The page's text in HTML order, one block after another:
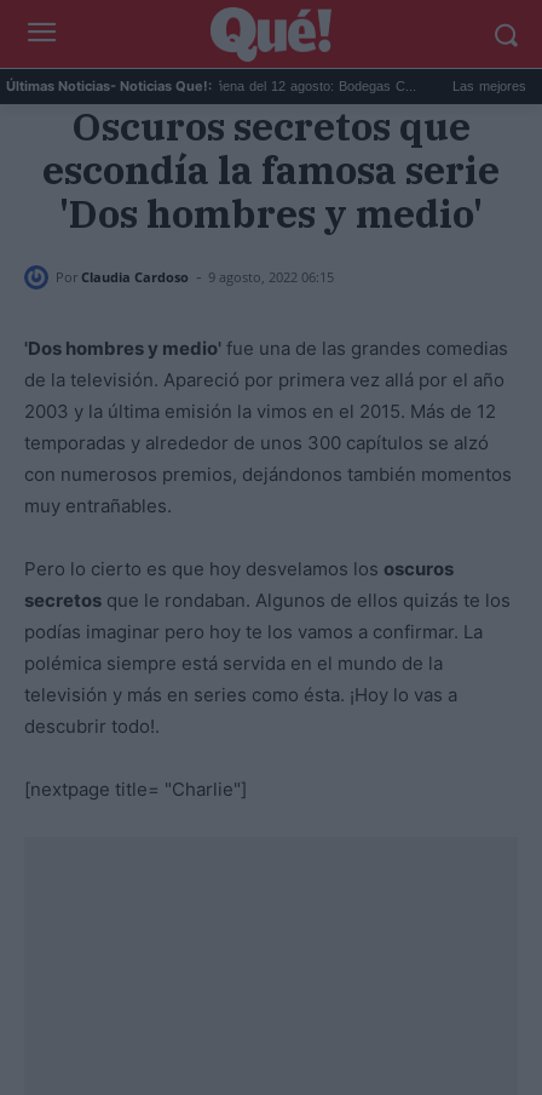
Últimas Noticias- Noticias Que!:
Eclipse solar en Cariñena del 12 agosto: Bodegas C... Las mejores
Oscuros secretos que
escondía la famosa serie
'Dos hombres y medio'
Por Claudia Cardoso - 9 agosto, 2022 06:15
'Dos hombres y medio' fue una de las grandes comedias
de la televisión. Apareció por primera vez allá por el año
2003 y la última emisión la vimos en el 2015. Más de 12
temporadas y alrededor de unos 300 capítulos se alzó
con numerosos premios, dejándonos también momentos
muy entrañables.
Pero lo cierto es que hoy desvelamos los oscuros
secretos que le rondaban. Algunos de ellos quizás te los
podías imaginar pero hoy te los vamos a confirmar. La
polémica siempre está servida en el mundo de la
televisión y más en series como ésta. ¡Hoy lo vas a
descubrir todo!.
[nextpage title= "Charlie"]